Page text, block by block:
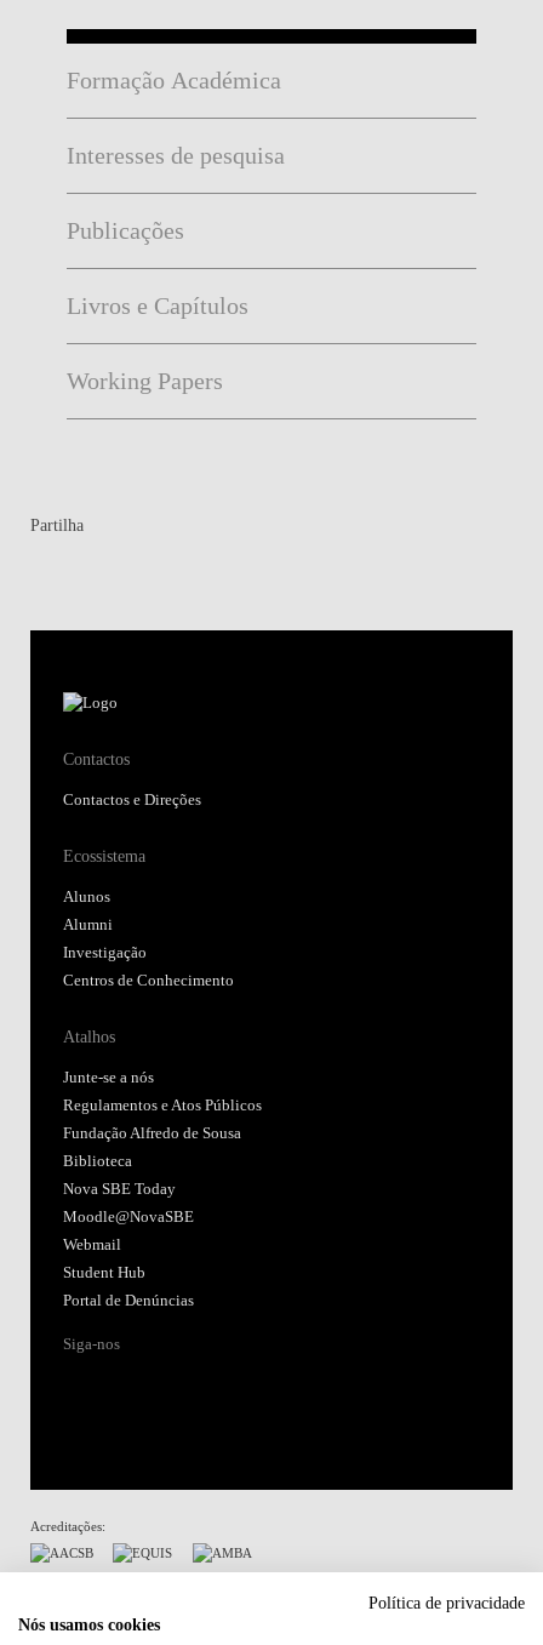
Formação Académica
Interesses de pesquisa
Publicações
Livros e Capítulos
Working Papers
Partilha
Contactos
Contactos e Direções
Ecossistema
Alunos
Alumni
Investigação
Centros de Conhecimento
Atalhos
Junte-se a nós
Regulamentos e Atos Públicos
Fundação Alfredo de Sousa
Biblioteca
Nova SBE Today
Moodle@NovaSBE
Webmail
Student Hub
Portal de Denúncias
Siga-nos
Acreditações:
Política de privacidade
Nós usamos cookies